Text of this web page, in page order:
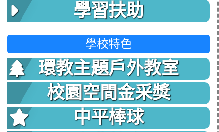
學習扶助
學校特色
環教主題戶外教室
校園空間金采獎
中平棒球